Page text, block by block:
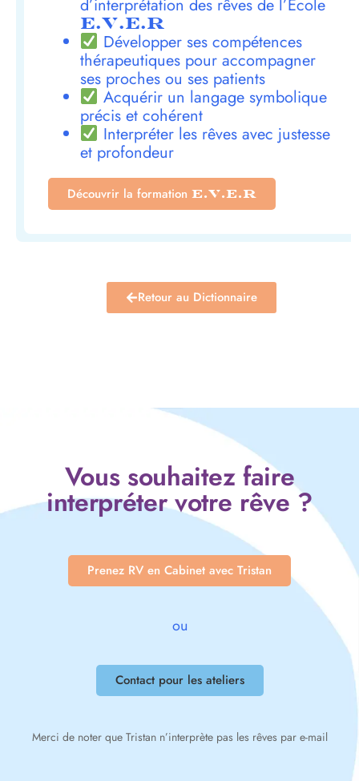
d’interprétation des rêves de l’École
E.V.E.R
Développer ses compétences
thérapeutiques pour accompagner
ses proches ou ses patients
Acquérir un langage symbolique
précis et cohérent
Interpréter les rêves avec justesse
et profondeur
Découvrir la formation E.V.E.R
Retour au Dictionnaire
Vous souhaitez faire
interpréter votre rêve ?
Prenez RV en Cabinet avec Tristan
ou
Contact pour les ateliers
Merci de noter que Tristan n’interprète pas les rêves par e-mail